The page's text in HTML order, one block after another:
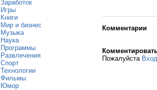
Заработок
Игры
Книги
Мир и бизнес
Музыка
Наука
Программы
Развлечения
Спорт
Технологии
Фильмы
Юмор
Комментарии
Пожалуйста Вход